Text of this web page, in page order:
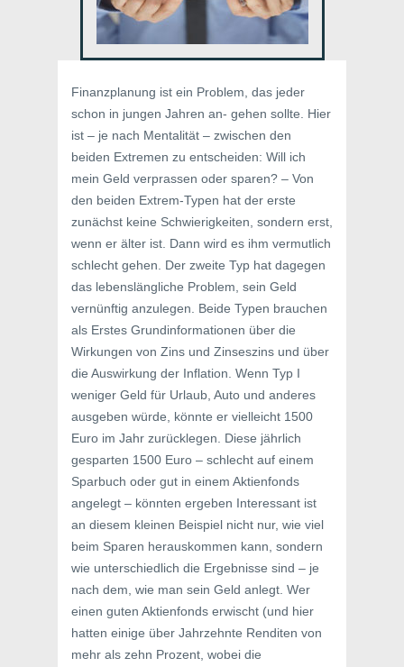
Finanzplanung ist ein Problem, das jeder
schon in jungen Jahren an- gehen sollte. Hier
ist – je nach Mentalität – zwischen den
beiden Extremen zu entscheiden: Will ich
mein Geld verprassen oder sparen? – Von
den beiden Extrem-Typen hat der erste
zunächst keine Schwierigkeiten, sondern erst,
wenn er älter ist. Dann wird es ihm vermutlich
schlecht gehen. Der zweite Typ hat dagegen
das lebenslängliche Problem, sein Geld
vernünftig anzulegen. Beide Typen brauchen
als Erstes Grundinformationen über die
Wirkungen von Zins und Zinseszins und über
die Auswirkung der Inflation. Wenn Typ I
weniger Geld für Urlaub, Auto und anderes
ausgeben würde, könnte er vielleicht 1500
Euro im Jahr zurücklegen. Diese jährlich
gesparten 1500 Euro – schlecht auf einem
Sparbuch oder gut in einem Aktienfonds
angelegt – könnten ergeben Interessant ist
an diesem kleinen Beispiel nicht nur, wie viel
beim Sparen herauskommen kann, sondern
wie unterschiedlich die Ergebnisse sind – je
nach dem, wie man sein Geld anlegt. Wer
einen guten Aktienfonds erwischt (und hier
hatten einige über Jahrzehnte Renditen von
mehr als zehn Prozent, wobei die